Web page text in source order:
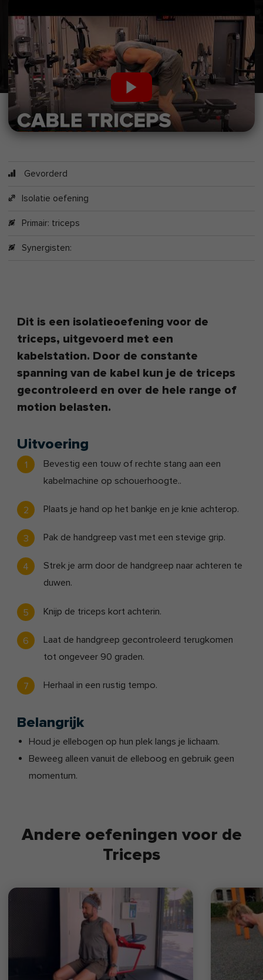
Gevorderd
Isolatie oefening
Primair: triceps
Synergisten:
Dit is een isolatieoefening voor de
triceps, uitgevoerd met een
kabelstation. Door de constante
spanning van de kabel kun je de triceps
gecontroleerd en over de hele range of
motion belasten.
Uitvoering
Bevestig een touw of rechte stang aan een
kabelmachine op schouerhoogte..
Plaats je hand op het bankje en je knie achterop.
Pak de handgreep vast met een stevige grip.
Strek je arm door de handgreep naar achteren te
duwen.
Knijp de triceps kort achterin.
Laat de handgreep gecontroleerd terugkomen
tot ongeveer 90 graden.
Herhaal in een rustig tempo.
Belangrijk
Houd je ellebogen op hun plek langs je lichaam.
Beweeg alleen vanuit de elleboog en gebruik geen
momentum.
Andere oefeningen voor de
Triceps